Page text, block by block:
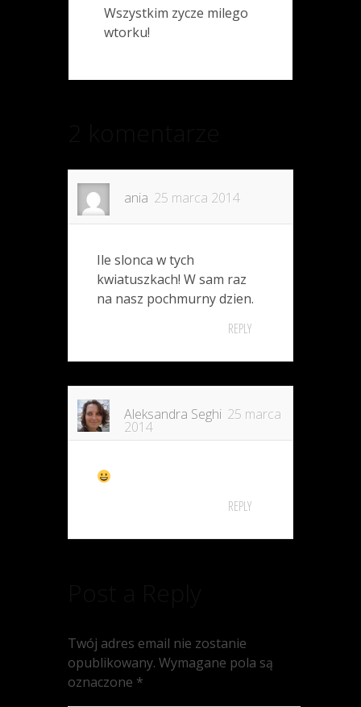
Wszystkim zycze milego
wtorku!
ania 25 marca 2014
Ile slonca w tych
kwiatuszkach! W sam raz
na nasz pochmurny dzien.
REPLY
Aleksandra Seghi 25 marca
2014
REPLY
Twój adres email nie zostanie
opublikowany. Wymagane pola są
oznaczone *